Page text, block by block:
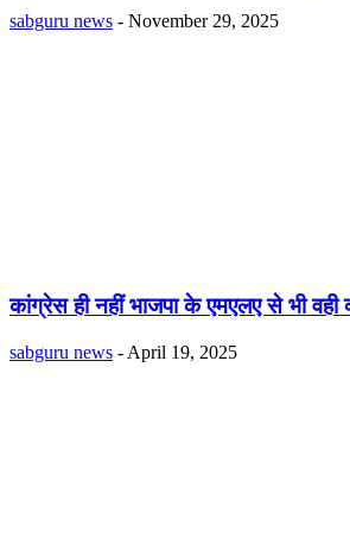
sabguru news - November 29, 2025
कांग्रेस ही नहीं भाजपा के एमएलए से भी वही
sabguru news - April 19, 2025